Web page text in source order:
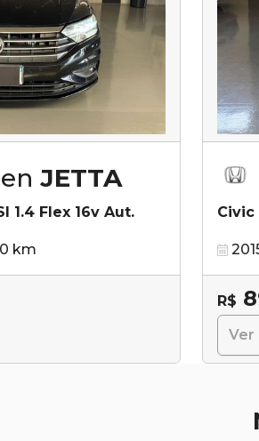
JETTA
1.4 Flex 16v Aut.
km
Civic
R$
Ver